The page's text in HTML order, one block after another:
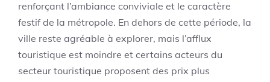
renforçant l’ambiance conviviale et le caractère
festif de la métropole. En dehors de cette période, la
ville reste agréable à explorer, mais l’afflux
touristique est moindre et certains acteurs du
secteur touristique proposent des prix plus